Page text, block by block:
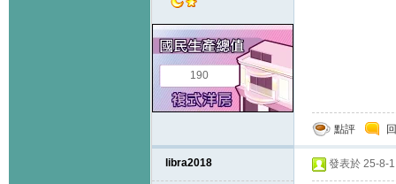
190
點評
libra2018 發表於 25-8-